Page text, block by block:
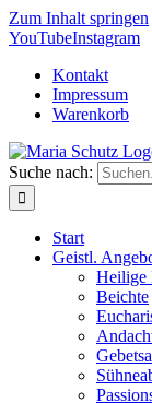
Zum Inhalt springen
YouTubeInstagram
Kontakt
Impressum
Warenkorb
Suche nach:
Start
Geistl.
Heilige
Beichte